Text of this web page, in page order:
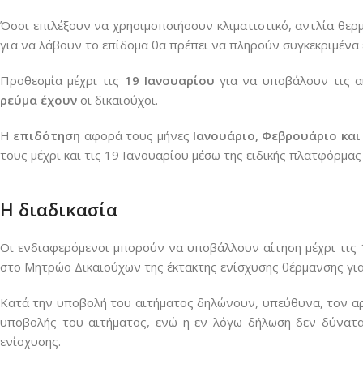
Όσοι επιλέξουν να χρησιμοποιήσουν κλιματιστικό, αντλία
για να λάβουν το επίδομα θα πρέπει να πληρούν συγκεκριμένα
Προθεσμία μέχρι τις 19 Ιανουαρίουγια να υποβάλουν τις
ρεύμα έχουν οι δικαιούχοι.
Η επιδότηση αφορά τους μήνες Ιανουάριο, Φεβρουάριο
τους μέχρι και τις 19 Ιανουαρίου μέσω της ειδικής
Η διαδικασία
Οι ενδιαφερόμενοι μπορούν να υποβάλλουν αίτηση μέχρι
στο Μητρώο Δικαιούχων της έκτακτης ενίσχυσης θέρμανσης
Κατά την υποβολή του αιτήματος δηλώνουν, υπεύθυνα, τον
υποβολής του αιτήματος, ενώ η εν λόγω δήλωση δεν
ενίσχυσης.